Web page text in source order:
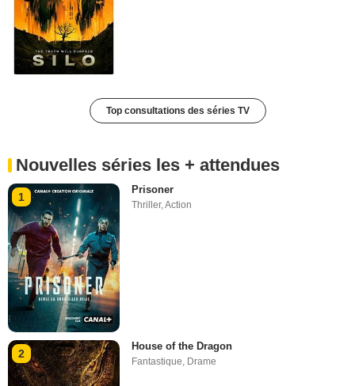
Top consultations des séries TV
Nouvelles séries les + attendues
1
Prisoner
Thriller,Action
2
House of the Dragon
Fantastique, Drame